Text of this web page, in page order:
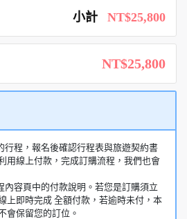
小計 NT$25,800
NT$25,800
行程，報名後確認行程表與旅遊契約書
用線上付款，完成訂購流程，我們也會
內容頁中的付款說明。若您是訂購須立
上即時完成 全額付款，若逾時未付，本
會保留您的訂位。